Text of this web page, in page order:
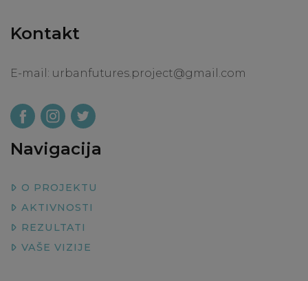
Kontakt
E-mail: urbanfutures.project@gmail.com
Navigacija
O PROJEKTU
AKTIVNOSTI
REZULTATI
VAŠE VIZIJE